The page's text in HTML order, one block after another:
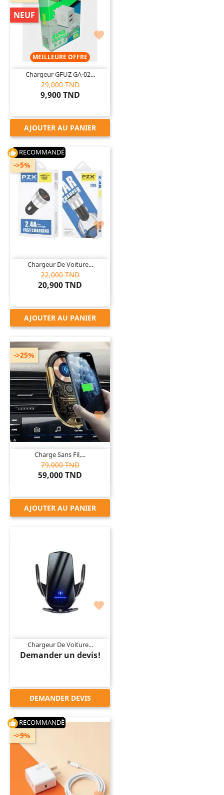

MEILLEURE OFFRE
Chargeur GFUZ GA-02...
29,000 TND
9,900 TND
NEUF
AJOUTER AU PANIER

thumb_up RECOMMANDÉ
Chargeur De Voiture...
22,000 TND
20,900 TND
->5%
AJOUTER AU PANIER

Charge Sans Fil,...
79,000 TND
59,000 TND
->25%
AJOUTER AU PANIER

Chargeur De Voiture...
Demander un devis!
DEMANDER DEVIS
thumb_up RECOMMANDÉ
->9%